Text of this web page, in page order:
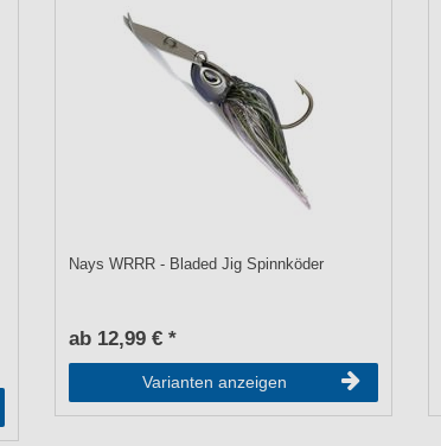
Nays WRRR - Bladed Jig Spinnköder
ab 12,99 € *
Varianten anzeigen